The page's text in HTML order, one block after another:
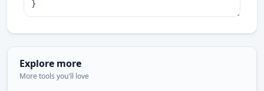
Explore more
More tools you'll love